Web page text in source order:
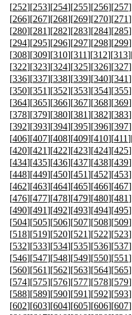
[252][253][254][255][256][257
[266][267][268][269][270][271
[280][281][282][283][284][285
[294][295][296][297][298][299
[308][309][310][311][312][313
[322][323][324][325][326][327
[336][337][338][339][340][341
[350][351][352][353][354][355
[364][365][366][367][368][369
[378][379][380][381][382][383
[392][393][394][395][396][397
[406][407][408][409][410][411
[420][421][422][423][424][425
[434][435][436][437][438][439
[448][449][450][451][452][453
[462][463][464][465][466][467
[476][477][478][479][480][481
[490][491][492][493][494][495
[504][505][506][507][508][509
[518][519][520][521][522][523
[532][533][534][535][536][537
[546][547][548][549][550][551
[560][561][562][563][564][565
[574][575][576][577][578][579
[588][589][590][591][592][593
[602][603][604][605][606][607